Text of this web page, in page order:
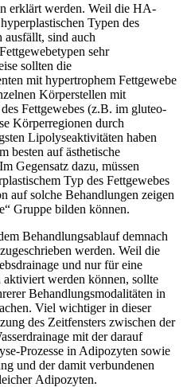
erklärt werden. Weil die HA-
Typen des
ausfällt, sind auch
sehr
sollten die
mit hypertrophem Fettgewebe
Körperstellen mit
Fettgewebes (z.B. im gluteo-
Körperregionen durch
Lipolyseaktivitäten haben
besten auf ästhetische
Gegensatz dazu, müssen
Typ des Fettgewebes
auf solche Behandlungen zeigen
Gruppe bilden können.
Behandlungsablauf demnach
werden. Weil die
und nur für eine
werden können, sollte
Behandlungsmodalitäten in
Viel wichtiger in dieser
des Zeitfensters zwischen der
mit der darauf
Prozesse in Adipozyten sowie
und der damit verbundenen
Adipozyten.